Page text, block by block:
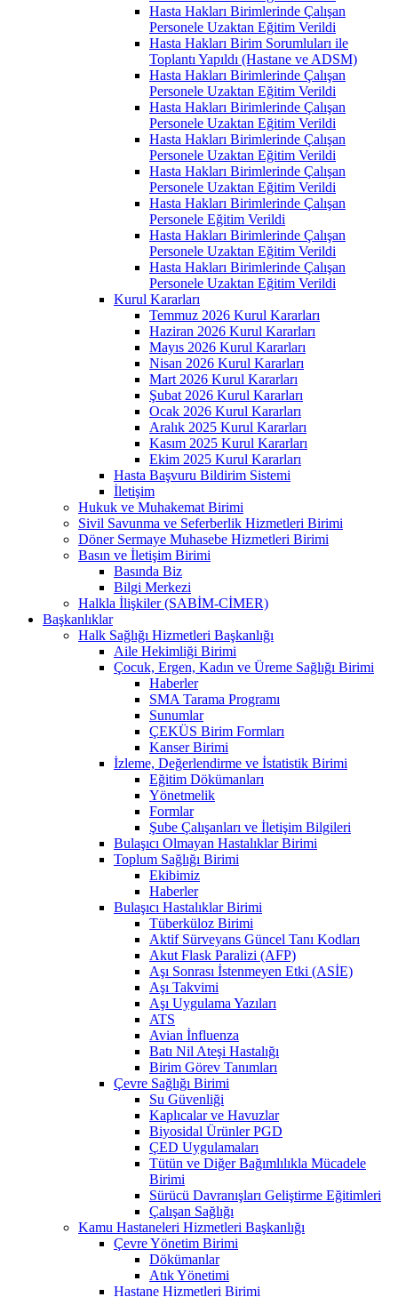
Hasta Hakları Birimlerinde Çalışan
Personele Uzaktan Eğitim Verildi
Hasta Hakları Birim Sorumluları ile
Toplantı Yapıldı (Hastane ve ADSM)
Hasta Hakları Birimlerinde Çalışan
Personele Uzaktan Eğitim Verildi
Hasta Hakları Birimlerinde Çalışan
Personele Uzaktan Eğitim Verildi
Hasta Hakları Birimlerinde Çalışan
Personele Uzaktan Eğitim Verildi
Hasta Hakları Birimlerinde Çalışan
Personele Uzaktan Eğitim Verildi
Hasta Hakları Birimlerinde Çalışan
Personele Eğitim Verildi
Hasta Hakları Birimlerinde Çalışan
Personele Uzaktan Eğitim Verildi
Hasta Hakları Birimlerinde Çalışan
Personele Uzaktan Eğitim Verildi
Kurul Kararları
Temmuz 2026 Kurul Kararları
Haziran 2026 Kurul Kararları
Mayıs 2026 Kurul Kararları
Nisan 2026 Kurul Kararları
Mart 2026 Kurul Kararları
Şubat 2026 Kurul Kararları
Ocak 2026 Kurul Kararları
Aralık 2025 Kurul Kararları
Kasım 2025 Kurul Kararları
Ekim 2025 Kurul Kararları
Hasta Başvuru Bildirim Sistemi
İletişim
Hukuk ve Muhakemat Birimi
Sivil Savunma ve Seferberlik Hizmetleri Birimi
Döner Sermaye Muhasebe Hizmetleri Birimi
Basın ve İletişim Birimi
Basında Biz
Bilgi Merkezi
Halkla İlişkiler (SABİM-CİMER)
Başkanlıklar
Halk Sağlığı Hizmetleri Başkanlığı
Aile Hekimliği Birimi
Çocuk, Ergen, Kadın ve Üreme Sağlığı Birimi
Haberler
SMA Tarama Programı
Sunumlar
ÇEKÜS Birim Formları
Kanser Birimi
İzleme, Değerlendirme ve İstatistik Birimi
Eğitim Dökümanları
Yönetmelik
Formlar
Şube Çalışanları ve İletişim Bilgileri
Bulaşıcı Olmayan Hastalıklar Birimi
Toplum Sağlığı Birimi
Ekibimiz
Haberler
Bulaşıcı Hastalıklar Birimi
Tüberküloz Birimi
Aktif Sürveyans Güncel Tanı Kodları
Akut Flask Paralizi (AFP)
Aşı Sonrası İstenmeyen Etki (ASİE)
Aşı Takvimi
Aşı Uygulama Yazıları
ATS
Avian İnfluenza
Batı Nil Ateşi Hastalığı
Birim Görev Tanımları
Çevre Sağlığı Birimi
Su Güvenliği
Kaplıcalar ve Havuzlar
Biyosidal Ürünler PGD
ÇED Uygulamaları
Tütün ve Diğer Bağımlılıkla Mücadele
Birimi
Sürücü Davranışları Geliştirme Eğitimleri
Çalışan Sağlığı
Kamu Hastaneleri Hizmetleri Başkanlığı
Çevre Yönetim Birimi
Dökümanlar
Atık Yönetimi
Hastane Hizmetleri Birimi